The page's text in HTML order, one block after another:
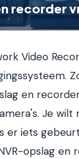
recorder
Video
en
Je wilt
er iets
opslag en